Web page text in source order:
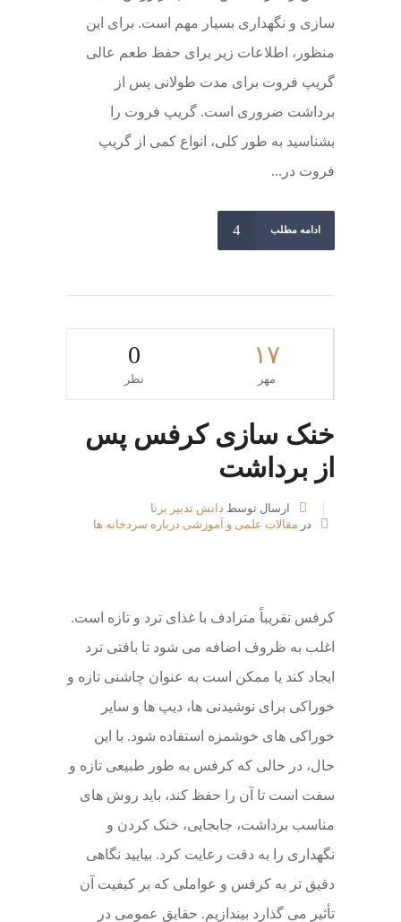
سازی و نگهداری بسیار مهم است. برای این
منظور، اطلاعات زیر برای حفظ طعم عالی
گریپ فروت برای مدت طولانی پس از
برداشت ضروری است. گریپ فروت را
بشناسید به طور کلی، انواع کمی از گریپ
فروت در...
ادامه مطلب
۱۷
مهر
0
نظر
خنک سازی کرفس پس
از برداشت
ارسال توسط دانش تدبیر برنا
در مقالات علمی و آموزشی درباره سردخانه ها
کرفس تقریباً مترادف با غذای ترد و تازه است.
اغلب به ظروف اضافه می شود تا بافتی ترد
ایجاد کند یا ممکن است به عنوان چاشنی تازه و
خوراکی برای نوشیدنی ها، دیپ ها و سایر
خوراکی های خوشمزه استفاده شود. با این
حال، در حالی که کرفس به طور طبیعی تازه و
سفت است تا آن را حفظ کند، باید روش های
مناسب برداشت، جابجایی، خنک کردن و
نگهداری را به دقت رعایت کرد. بیایید نگاهی
دقیق تر به کرفس و عواملی که بر کیفیت آن
تأثیر می گذارد بیندازیم. حقایق عمومی در